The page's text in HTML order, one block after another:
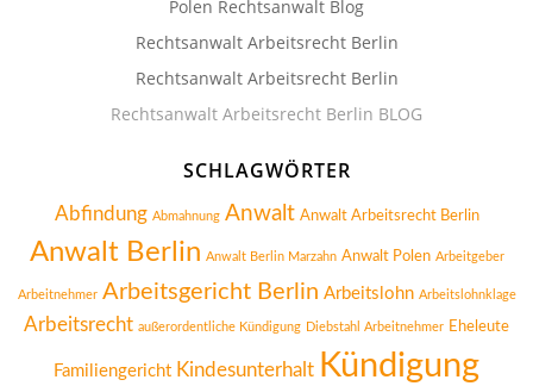
Polen Rechtsanwalt Blog
Rechtsanwalt Arbeitsrecht Berlin
Rechtsanwalt Arbeitsrecht Berlin
Rechtsanwalt Arbeitsrecht Berlin BLOG
SCHLAGWÖRTER
Abfindung Abmahnung Anwalt Anwalt Arbeitsrecht Berlin
Anwalt Berlin Anwalt Berlin Marzahn Anwalt Polen Arbeitgeber
Arbeitnehmer Arbeitsgericht Berlin Arbeitslohn Arbeitslohnklage
Arbeitsrecht außerordentliche Kündigung Diebstahl Arbeitnehmer Eheleute
Familiengericht Kindesunterhalt Kündigung